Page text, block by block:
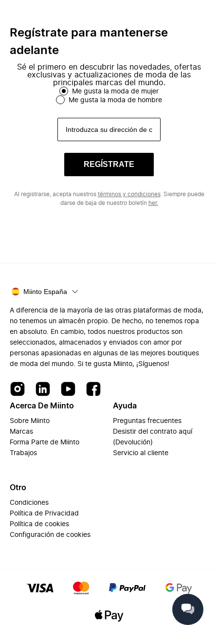
Regístrate para mantenerse
adelante
Sé el primero en descubrir las novedades, ofertas
exclusivas y actualizaciones de moda de las
principales marcas del mundo.
Me gusta la moda de mujer
Me gusta la moda de hombre
REGÍSTRATE
Al registrarse, acepta nuestros términos y condiciones. Siempre puede
darse de baja de nuestro boletín her.
Miinto España
A diferencia de la mayoría de las otras plataformas de moda,
no tenemos un almacén propio. De hecho, no tenemos ropa
en absoluto. En cambio, todos nuestros productos son
seleccionados, almacenados y enviados con amor por
personas apasionadas en algunas de las mejores boutiques
de moda del mundo. Si te gusta Miinto, ¡Síguenos!
Acerca De Miinto
Sobre Miinto
Marcas
Forma Parte de Miinto
Trabajos
Ayuda
Preguntas frecuentes
Desistir del contrato aquí
(Devolución)
Servicio al cliente
Otro
Condiciones
Política de Privacidad
Política de cookies
Configuración de cookies